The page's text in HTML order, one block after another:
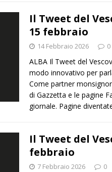
Il Tweet del
15 febbraio
14 Febbraio 2026 0
ALBA Il Tweet del
modo innovativo per
Come partner
di Gazzetta e le pagine
giornale. Pagine
Il Tweet del
febbraio
7 Febbraio 2026 0